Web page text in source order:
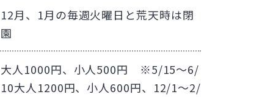
12月、1月の毎週火曜日と荒天時は閉
園
大人1000円、小人500円 ※5/15～6/
10大人1200円、小人600円、12/1～2/